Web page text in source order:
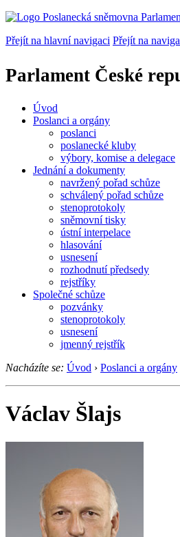
Přejít na hlavní navigaci Přejít na
Parlament České
Úvod
Poslanci a orgány
poslanci
poslanecké kluby
výbory, komise a delegace
Jednání a dokumenty
navržený pořad schůze
schválený pořad schůze
stenoprotokoly
sněmovní tisky
ústní interpelace
hlasování
usnesení
rozhodnutí předsedy
rejstříky
Společné schůze
pozvánky
stenoprotokoly
usnesení
jmenný rejstřík
Nacházíte se: Úvod › Poslanci a orgány
Václav Šlajs